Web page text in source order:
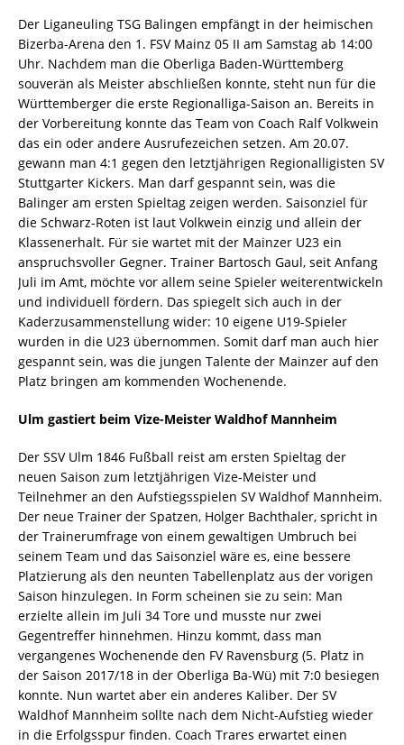
Der Liganeuling TSG Balingen empfängt in der heimischen
Bizerba-Arena den 1. FSV Mainz 05 II am Samstag ab 14:00
Uhr. Nachdem man die Oberliga Baden-Württemberg
souverän als Meister abschließen konnte, steht nun für die
Württemberger die erste Regionalliga-Saison an. Bereits in
der Vorbereitung konnte das Team von Coach Ralf Volkwein
das ein oder andere Ausrufezeichen setzen. Am 20.07.
gewann man 4:1 gegen den letztjährigen Regionalligisten SV
Stuttgarter Kickers. Man darf gespannt sein, was die
Balinger am ersten Spieltag zeigen werden. Saisonziel für
die Schwarz-Roten ist laut Volkwein einzig und allein der
Klassenerhalt. Für sie wartet mit der Mainzer U23 ein
anspruchsvoller Gegner. Trainer Bartosch Gaul, seit Anfang
Juli im Amt, möchte vor allem seine Spieler weiterentwickeln
und individuell fördern. Das spiegelt sich auch in der
Kaderzusammenstellung wider: 10 eigene U19-Spieler
wurden in die U23 übernommen. Somit darf man auch hier
gespannt sein, was die jungen Talente der Mainzer auf den
Platz bringen am kommenden Wochenende.
Ulm gastiert beim Vize-Meister Waldhof Mannheim
Der SSV Ulm 1846 Fußball reist am ersten Spieltag der
neuen Saison zum letztjährigen Vize-Meister und
Teilnehmer an den Aufstiegsspielen SV Waldhof Mannheim.
Der neue Trainer der Spatzen, Holger Bachthaler, spricht in
der Trainerumfrage von einem gewaltigen Umbruch bei
seinem Team und das Saisonziel wäre es, eine bessere
Platzierung als den neunten Tabellenplatz aus der vorigen
Saison hinzulegen. In Form scheinen sie zu sein: Man
erzielte allein im Juli 34 Tore und musste nur zwei
Gegentreffer hinnehmen. Hinzu kommt, dass man
vergangenes Wochenende den FV Ravensburg (5. Platz in
der Saison 2017/18 in der Oberliga Ba-Wü) mit 7:0 besiegen
konnte. Nun wartet aber ein anderes Kaliber. Der SV
Waldhof Mannheim sollte nach dem Nicht-Aufstieg wieder
in die Erfolgsspur finden. Coach Trares erwartet einen